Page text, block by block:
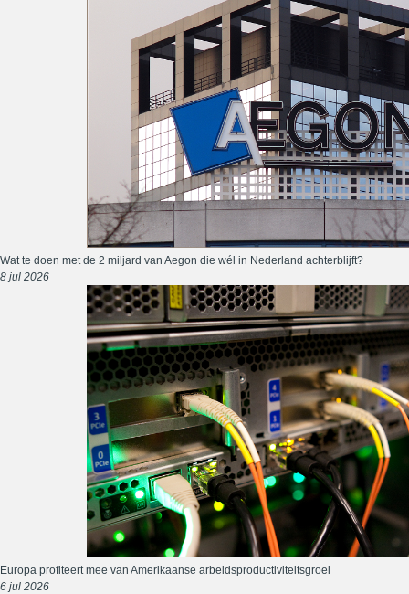
Wat te doen met de 2 miljard van Aegon die wél in Nederland achterblijft?
8 jul 2026
Europa profiteert mee van Amerikaanse arbeidsproductiviteitsgroei
6 jul 2026